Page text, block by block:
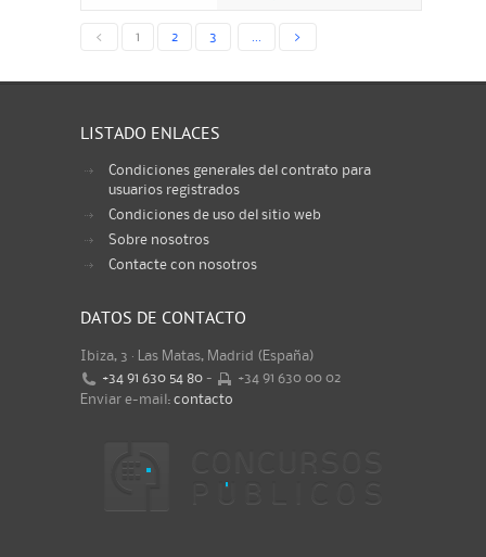
< 1 2 3 >
LISTADO ENLACES
Condiciones generales del contrato para
usuarios registrados
Condiciones de uso del sitio web
Sobre nosotros
Contacte con nosotros
DATOS DE CONTACTO
Ibiza, 3 · Las Matas, Madrid (España)
+34 91 630 54 80 -
+34 91 630 00 02
Enviar e-mail: contacto